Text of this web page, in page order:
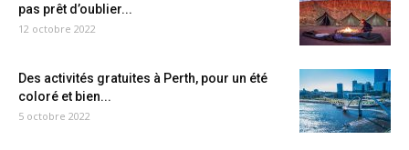
pas prêt d’oublier...
12 octobre 2022
Des activités gratuites à Perth, pour un été
coloré et bien...
5 octobre 2022